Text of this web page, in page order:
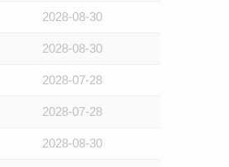
2028-08-30
2028-08-30
2028-07-28
2028-07-28
2028-08-30